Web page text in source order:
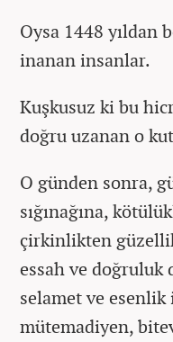
Oysa 1448
inanan insanlar.
Kuşkusuz ki bu
doğru uzanan o
O günden sonra,
sığınağına,
çirkinlikten
essah ve doğruluk
selamet ve esenlik
mütemadiyen,